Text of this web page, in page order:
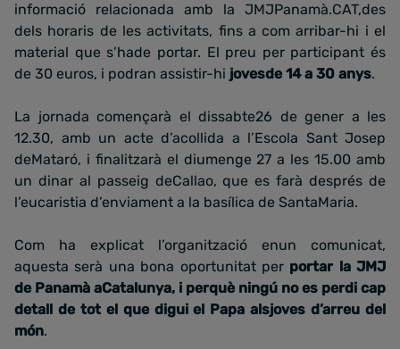
informació relacionada amb la JMJPanamà.CAT,des
dels horaris de les activitats, fins a com arribar-hi i el
material que s’hade portar. El preu per participant és
de 30 euros, i podran assistir-hi jovesde 14 a 30 anys.
La jornada començarà el dissabte26 de gener a les
12.30, amb un acte d’acollida a l’Escola Sant Josep
deMataró, i finalitzarà el diumenge 27 a les 15.00 amb
un dinar al passeig deCallao, que es farà després de
l’eucaristia d’enviament a la basílica de SantaMaria.
Com ha explicat l’organització enun comunicat,
aquesta serà una bona oportunitat per portar la JMJ
de Panamà aCatalunya, i perquè ningú no es perdi cap
detall de tot el que digui el Papa alsjoves d’arreu del
món.